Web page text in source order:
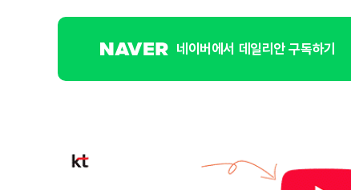
네이버에서 데일리안 구독하기